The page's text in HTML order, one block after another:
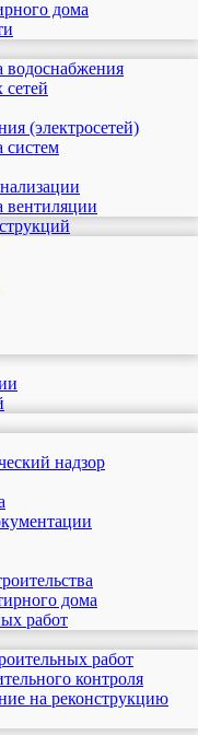
дома
водоснабжения
(электросетей)
систем
вентиляции
надзор
дома
работ
работ
контроля
на реконструкцию